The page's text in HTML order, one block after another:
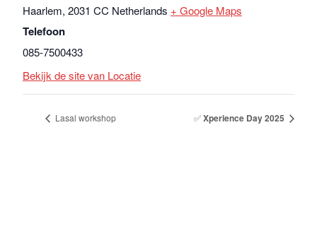
Haarlem, 2031 CC Netherlands + Google Maps
Telefoon
085-7500433
Bekijk de site van Locatie
Lasal workshop ✅Xperience Day 2025